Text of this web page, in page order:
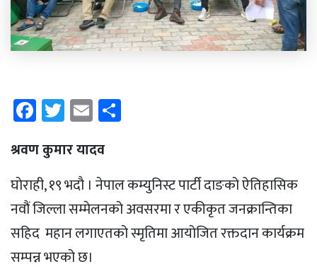
Facebook
Twitter
Email
श्रवण कुमार यादव
घाेराही, १९ भदाै । नेपाल कम्युनिस्ट पार्टी दाङको ऐतिहासिक
नवौं जिल्ला सम्मेलनको अवसरमा र एकीकृत जनक्रान्तिका
सहिद महान लगाएतको स्मृतिमा आयोजित रक्तदान कार्यक्रम
सम्पन्न भएको छ।